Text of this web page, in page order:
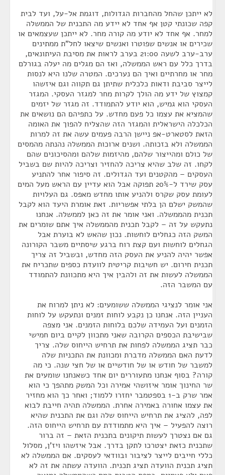
לא ייתכן שהחל מהחברות הגדולות, דוגמת אל-על, ועד לבית
קפה שכונתי קטן אף אחד לא יידע מה התכנית של הממשלה
למחר. אף אחד לא יודע מה קורה מחר. לא ייתכן שעצמאים או
שכירים או אנשים שפוטרו ואנשים שיצאו לחל"ת ממתינים
ערב-ערב לשעה 21:00 בערב לראות את מסיבת העיתונאים,
בדרך כלל עם ראש הממשלה, ואז הם מגלים מה יעלה בגורלם
מחר או מחרתיים ואיך הם נערכים. המטרה שלנו היא לנסות
לייצר סביבת ודאות כלכלית שתיתן גם תקווה וגם איזשהו
קמצוץ של ידע מה הולך לקרות מחר למגזר העסקי. המגזר
העסקי הוא גמיש, הוא יודע להתמודד. זה מגזר של יזמים
שהמציא את עצמו כל פעם מחדש. על כתפיהם הם נושאים את
הכלכלה הישראלית והמגזר הזה שהצליח להפוך את האומה
הזאת לסטארט-אפ ניישן הרבה פעמים עשה את זה למרות
הממשלה ולא בזכותה. ושנים ארוכות הממשלה נהנתה מהמסים
של כולם ומהייצור שלהם, מהיזמות שלהם ומהסיכונים שהם
לקחו. זה שלב שהיא צריכה להחזיר וצריכה להיות שם בשביל
העסקים – מהקטנים ועד הגדולים. זה סיפור אחר להתניע
עסק שירד ל-20% תפוקה אבל הוא עדיין עם הראש מעל המים
לעומת עסק שקרס ולהניע אותו מחדש מאפס. גם העלויות
שהמשק ישלם הן בלתי אפשריות. זאת אומרת היעד הוא לקבל
תכנית מהממשלה. ואני אומר את זה כאן לממשלה. אנחנו
נתעקש על זה – לקבל תכנית מהממשלה איך אתם שומרים את
המשק הזה כגחלים לוחשות. נכון שהאש לא בוערת אבל
הגחלים לוחשות ועם קצת רוח ברגע שיסתיים משבר הקורונה
אפשר יהיה להניע את העסק הזה מחדש, ובשביל זה צריך
תכנית חירום. יש חשיבות קריטית לוועדת כספים שתכריח את
הממשלה לעשות את זה ולהבין איך היא מתכוונת להתמודד
עם המשבר הזה.
אני אומר לנציגי הממשלה ששומעים: לא ניתן למרוח את
העניין הזה. אנחנו כן נקבע לוחות זמנים ונתעקש על לוחות
הזמנים ועל העמידה שלכם בלוחות הזמנים. אני מצפה
שבישיבת הכספים הקרובה שאני מתכוון לקיים ביום חמישי
כבר תציג הממשלה לפחות את תרחיש הייחוס שלה. צריך
לדעת האם הממשלה מדברת ומכוונת את התכניות שלה
למשבר של חודש או של חודשיים או של חצי שנה. כי מה
קורה? בסוף אנחנו מתעוררים יום אחד כשאנחנו שומעים את
שר החינוך אומר איזושהי אמירה וכל המשק מתהפך כי הוא
אמר שרק ב-1 בספטמבר יחזרו ללמוד; ואחר כך הוא מחזיר
את עצמו אחורה באמירה אחרת. הממשלה תהיה חייבת לבוא
לפה, להציג את תרחיש הייחוס שלה וגם את התכנית שהיא
רוצה להפעיל – איך היא מתמודדת עם תרחיש הייחוס הזה.
גם אם נצטרך לעשות תיקונים בתכנית הזאת – זה ברור
שתכנית כזאת יצטרכו לתקן בדרך. אבל איזשהו ויז'ן, מסלול
כללי חייבים לייצר לציבור ובוודאי לעסקים. אם הממשלה לא
תציג תכנית הוועדה תציג תכנית. הוועדה עשתה את זה לא